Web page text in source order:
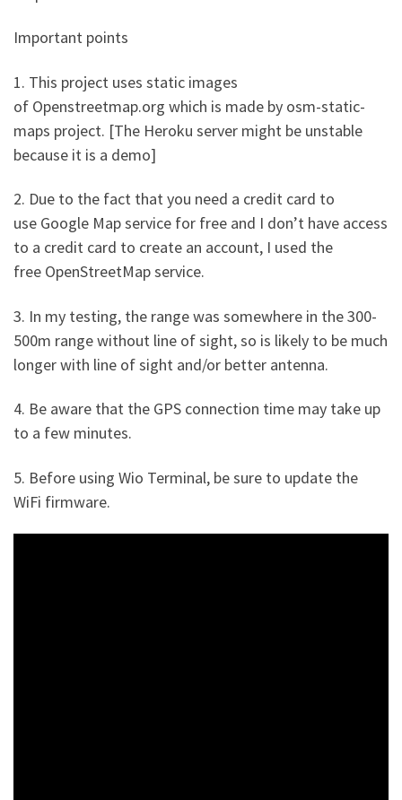
Important points
1. This project uses static images
of Openstreetmap.org which is made by osm-static-
maps project. [The Heroku server might be unstable
because it is a demo]
2. Due to the fact that you need a credit card to
use Google Map service for free and I don’t have access
to a credit card to create an account, I used the
free OpenStreetMap service.
3. In my testing, the range was somewhere in the 300-
500m range without line of sight, so is likely to be much
longer with line of sight and/or better antenna.
4. Be aware that the GPS connection time may take up
to a few minutes.
5. Before using Wio Terminal, be sure to update the
WiFi firmware.